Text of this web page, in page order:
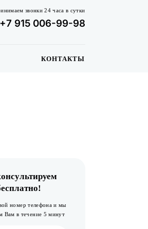
звонки 24 часа в сутки
+7 915 006-99-98
КОНТАКТЫ
номер телефона и мы
Вам в течение 5 минут